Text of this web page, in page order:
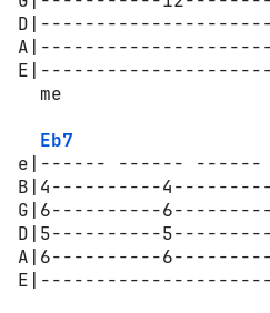
  me
Eb7
e|------ ------
B|4----------
G|6----------
D|5----------
A|6----------